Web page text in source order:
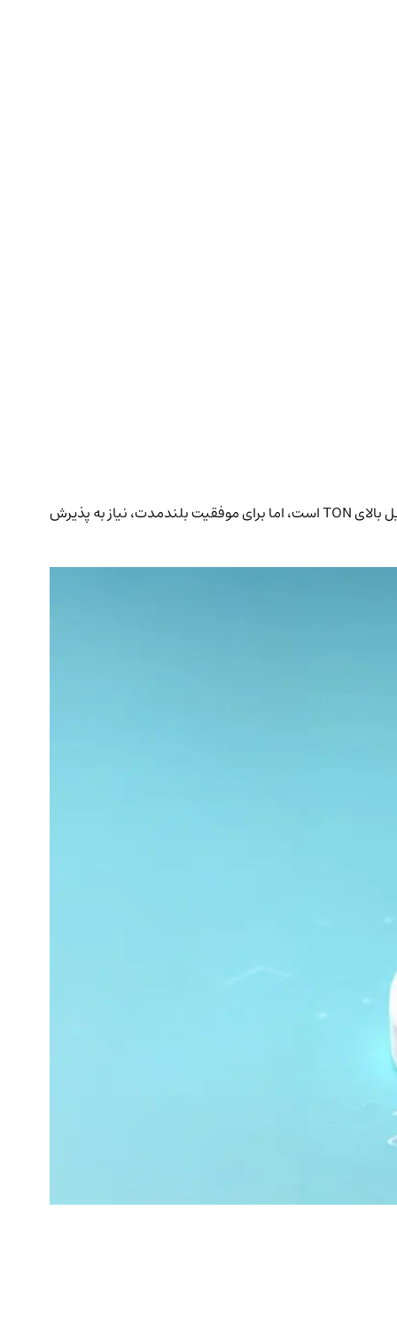
TON با حمایت پایگاه کاربری 900 میلیونی تلگرام، آدرس‌های فعال روزانه خود را بالاتر از اتریوم رسانده است. این رشد اولیه نشان‌دهنده پتانسیل بالای TON است، اما برای موفقیت بلندمدت، نیاز به پذیرش